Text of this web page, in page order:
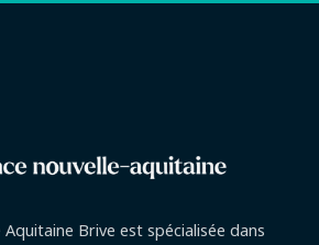
Aquitaine Brive est spécialisée dans